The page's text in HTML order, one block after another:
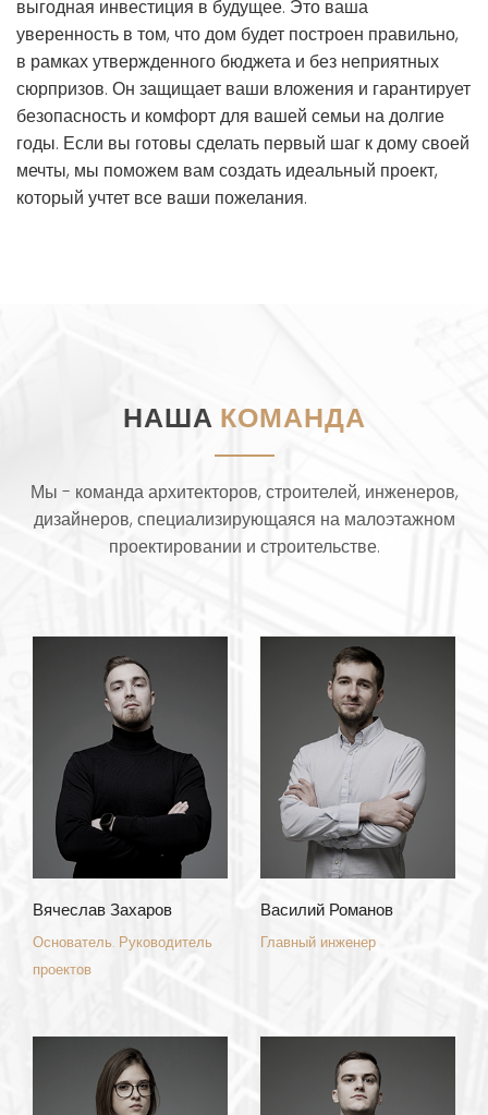
выгодная инвестиция в будущее. Это ваша
уверенность в том, что дом будет построен правильно,
в рамках утвержденного бюджета и без неприятных
сюрпризов. Он защищает ваши вложения и гарантирует
безопасность и комфорт для вашей семьи на долгие
годы. Если вы готовы сделать первый шаг к дому своей
мечты, мы поможем вам создать идеальный проект,
который учтет все ваши пожелания.
НАША КОМАНДА
Мы - команда архитекторов, строителей, инженеров,
дизайнеров, специализирующаяся на малоэтажном
проектировании и строительстве.
Вячеслав Захаров
Основатель. Руководитель
проектов
Василий Романов
Главный инженер